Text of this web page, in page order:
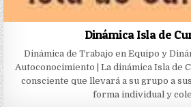
Dinámica Isla de
Dinámica de Trabajo en Equipo y
Autoconocimiento | La dinámica Isla de
consciente que llevará a su grupo a
forma individual y